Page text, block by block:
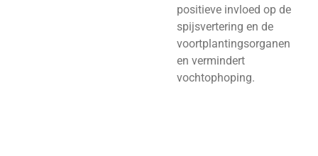
positieve invloed op de
spijsvertering en de
voortplantingsorganen
en vermindert
vochtophoping.